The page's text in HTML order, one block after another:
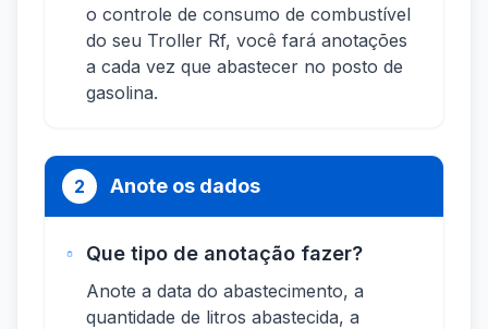
o controle de consumo de combustível
do seu Troller Rf, você fará anotações
a cada vez que abastecer no posto de
gasolina.
2 Anote os dados
Que tipo de anotação fazer?
Anote a data do abastecimento, a
quantidade de litros abastecida, a